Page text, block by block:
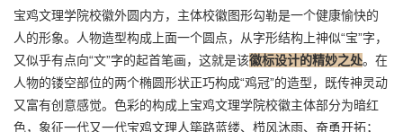
宝鸡文理学院校徽外圆内方，主体校徽图形勾勒是一个健康愉快的
人的形象。人物造型构成上面一个圆点，从字形结构上神似“宝”字，
又似乎有点向“文”字的起首笔画，这就是该徽标设计的精妙之处。在
人物的镂空部位的两个椭圆形状正巧构成“鸡冠”的造型，既传神灵动
又富有创意感觉。色彩的构成上宝鸡文理学院校徽主体部分为暗红
色，象征一代又一代宝鸡文理人筚路蓝缕、栉风沐雨、奋勇开拓；